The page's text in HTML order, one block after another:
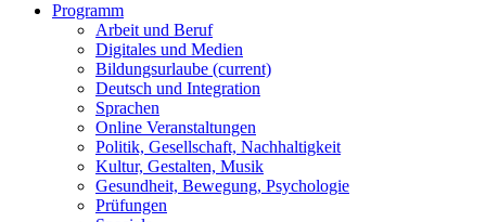
Programm
Arbeit und Beruf
Digitales und Medien
Bildungsurlaube (current)
Deutsch und Integration
Sprachen
Online Veranstaltungen
Politik, Gesellschaft, Nachhaltigkeit
Kultur, Gestalten, Musik
Gesundheit, Bewegung, Psychologie
Prüfungen